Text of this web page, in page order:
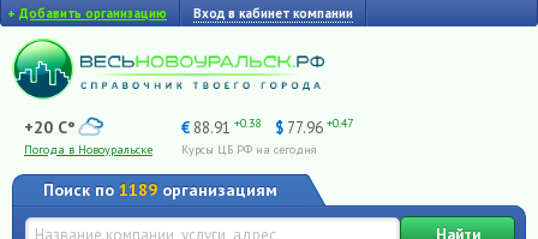
+ Добавить организацию Вход в кабинет компании
+20 C°
Погода в Новоуральске
€ 88.91 +0.38 $ 77.96 +0.47
Курсы ЦБ РФ на сегодня
Поиск по 1189 организациям
Найти